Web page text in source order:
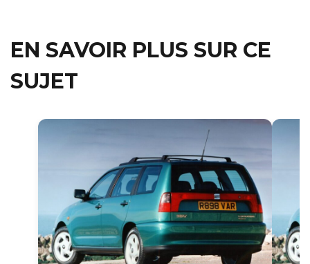
EN SAVOIR PLUS SUR CE
SUJET